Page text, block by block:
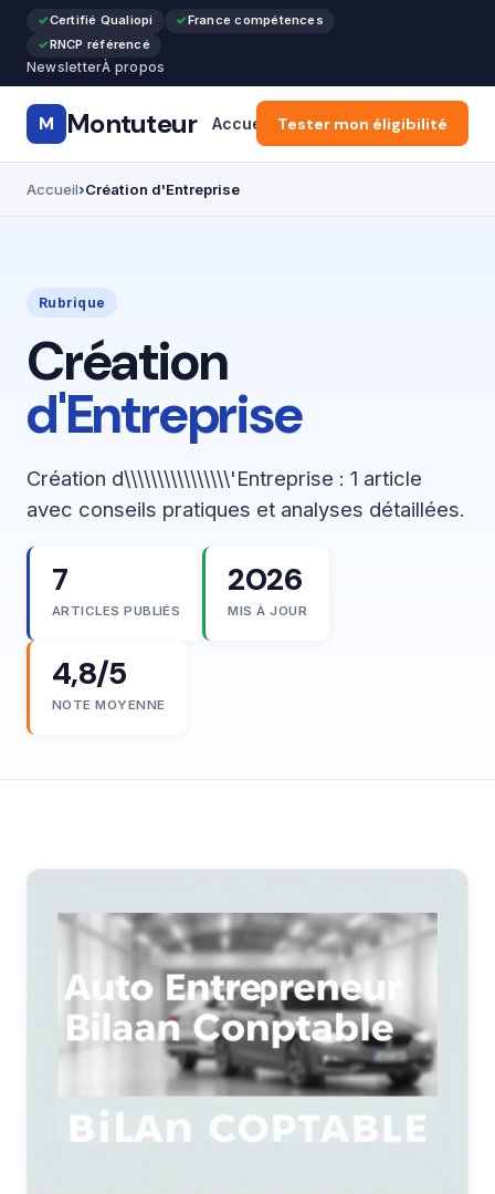
Certifié Qualiopi
France compétences
RNCP référencé
NewsletterÀ propos
M Montuteur Accueil Formation Pro & Cours
Tester mon éligibilité
Accueil Création d'Entreprise
Rubrique
Création
d'Entreprise
Création d\\\\\\\\\\\\\\\\'Entreprise : 1 article
avec conseils pratiques et analyses détaillées.
7
ARTICLES PUBLIÉS
2026
MIS À JOUR
4,8/5
NOTE MOYENNE